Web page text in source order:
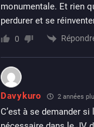
monumentale. Et rien
perdurer et se
0
Davykuro 2 années
C’est à se demander